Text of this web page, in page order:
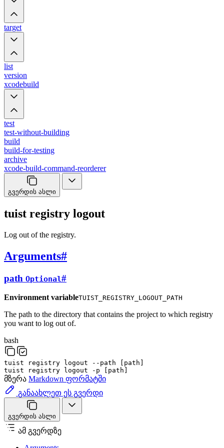
target
list
version
xcodebuild
test
test-without-building
build
build-for-testing
archive
xcode-build-command-reorderer
გვერდის ასლი
tuist registry logout
Log out of the registry.
Arguments#
path Optional#
Environment variableTUIST_REGISTRY_LOGOUT_PATH
The path to the directory that contains the project to which registry
you want to log out of.
bash
tuist registry logout --path path
tuist
registry logout -p path
მზერა Markdown ფორმატში
განაახლეთ ეს გვერდი
გვერდის ასლი
ამ გვერდზე